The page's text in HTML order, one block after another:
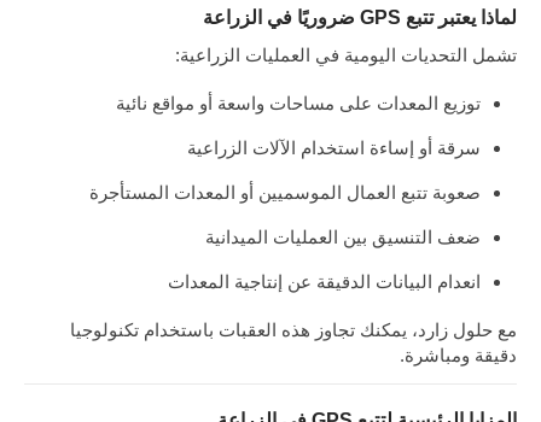
لماذا يعتبر تتبع GPS ضروريًا في الزراعة
تشمل التحديات اليومية في العمليات الزراعية:
توزيع المعدات على مساحات واسعة أو مواقع نائية
سرقة أو إساءة استخدام الآلات الزراعية
صعوبة تتبع العمال الموسميين أو المعدات المستأجرة
ضعف التنسيق بين العمليات الميدانية
انعدام البيانات الدقيقة عن إنتاجية المعدات
مع حلول زارد، يمكنك تجاوز هذه العقبات باستخدام تكنولوجيا
دقيقة ومباشرة.